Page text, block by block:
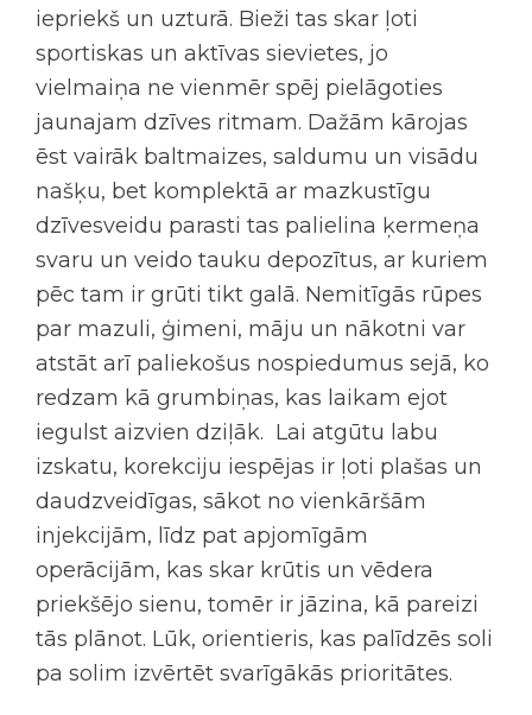
iepriekš un uzturā. Bieži tas skar ļoti
sportiskas un aktīvas sievietes, jo
vielmaiņa ne vienmēr spēj pielāgoties
jaunajam dzīves ritmam. Dažām kārojas
ēst vairāk baltmaizes, saldumu un visādu
našķu, bet komplektā ar mazkustīgu
dzīvesveidu parasti tas palielina ķermeņa
svaru un veido tauku depozītus, ar kuriem
pēc tam ir grūti tikt galā. Nemitīgās rūpes
par mazuli, ģimeni, māju un nākotni var
atstāt arī paliekošus nospiedumus sejā, ko
redzam kā grumbiņas, kas laikam ejot
iegulst aizvien dziļāk. Lai atgūtu labu
izskatu, korekciju iespējas ir ļoti plašas un
daudzveidīgas, sākot no vienkāršām
injekcijām, līdz pat apjomīgām
operācijām, kas skar krūtis un vēdera
priekšējo sienu, tomēr ir jāzina, kā pareizi
tās plānot. Lūk, orientieris, kas palīdzēs soli
pa solim izvērtēt svarīgākās prioritātes.